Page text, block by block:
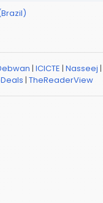
| ICICTE | Nasseej |
| TheReaderView